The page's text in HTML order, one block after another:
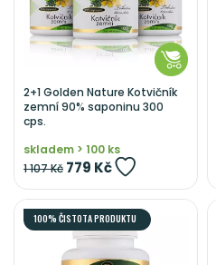
2+1 Golden Nature Kotvičník
zemní 90% saponinu 300
cps.
skladem > 100 ks
1 107 Kč 779 Kč
100% ČISTOTA PRODUKTU